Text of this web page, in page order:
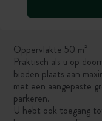
Oppervlakte 50 m²
Praktisch als u op
bieden plaats aan
met een aangepaste
parkeren.
U hebt ook toegang